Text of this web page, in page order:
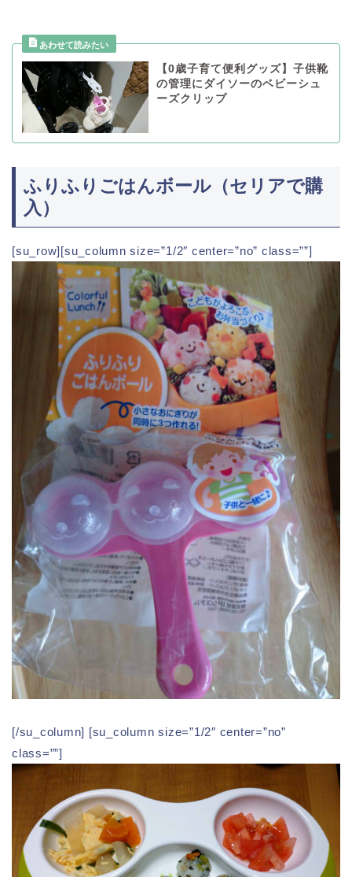
【0歳子育て便利グッズ】子供靴
の管理にダイソーのベビーシュ
ーズクリップ
ふりふりごはんボール（セリアで購
入）
[su_row][su_column size=”1/2″ center=”no” class=””]
[/su_column] [su_column size=”1/2″ center=”no”
class=””]